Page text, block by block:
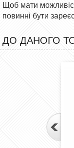
Щоб мати
повинні бути
ДО ДАНОГО